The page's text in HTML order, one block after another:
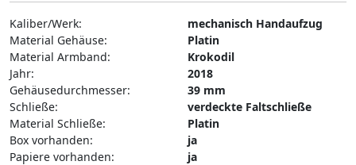
Kaliber/Werk:
mechanisch Handaufzug
Material Gehäuse:
Platin
Material Armband:
Krokodil
Jahr:
2018
Gehäusedurchmesser:
39 mm
Schließe:
verdeckte Faltschließe
Material Schließe:
Platin
Box vorhanden:
ja
Papiere vorhanden:
ja